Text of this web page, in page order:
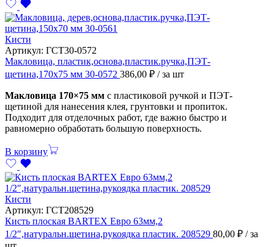
Кисти
Артикул: ГСТ30-0572
Макловица, пластик,основа,пластик.ручка,ПЭТ-
щетина,170х75 мм 30-0572 386,00 ₽ / за шт
Макловица 170×75 мм с пластиковой ручкой и ПЭТ-
щетиной для нанесения клея, грунтовки и пропиток.
Подходит для отделочных работ, где важно быстро и
равномерно обработать большую поверхность.
В корзину
Кисти
Артикул: ГСТ208529
Кисть плоская BARTEX Евро 63мм,2
1/2″,натуральн.щетина,рукоядка пластик. 208529 80,00 ₽ / за